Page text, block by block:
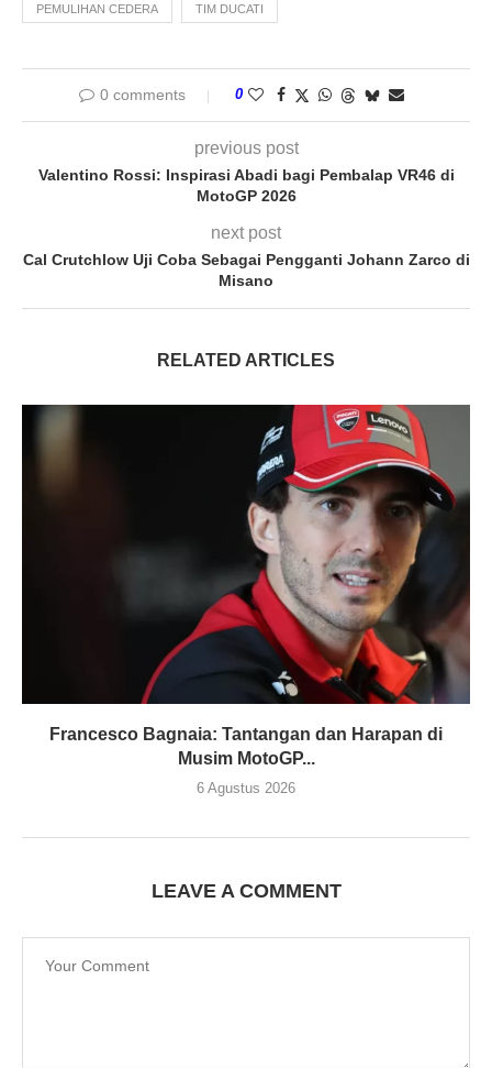
PEMULIHAN CEDERA TIM DUCATI
0 comments 0
previous post
Valentino Rossi: Inspirasi Abadi bagi Pembalap VR46 di
MotoGP 2026
next post
Cal Crutchlow Uji Coba Sebagai Pengganti Johann Zarco di
Misano
RELATED ARTICLES
Francesco Bagnaia: Tantangan dan Harapan di
Musim MotoGP...
6 Agustus 2026
LEAVE A COMMENT